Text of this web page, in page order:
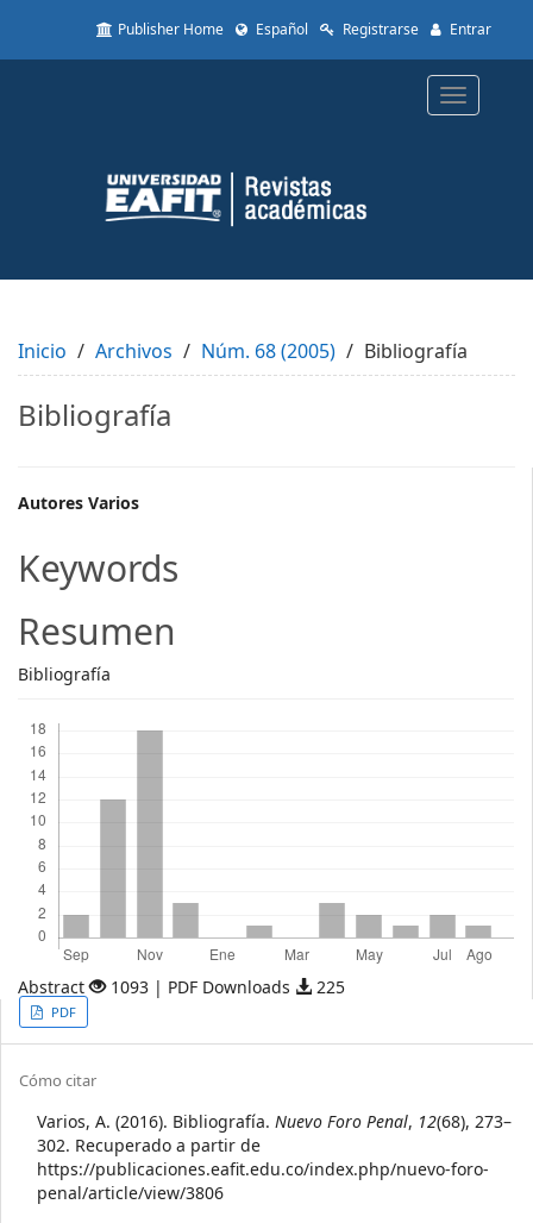
to
Content
Sidebar
Publisher Home Español Registrarse Entrar
Toggle
Inicio Archivos Núm. 68 (2005) Bibliografía
Bibliografía
Main
Article
Content
Autores Varios
Keywords
Resumen
Bibliografía
Abstract 1093 | PDF Downloads 225
Article
Sidebar
PDF
Article
Details
Cómo citar
Varios, A. (2016). Bibliografía. Nuevo Foro Penal, 12(68), 273–
302. Recuperado a partir de
https://publicaciones.eafit.edu.co/index.php/nuevo-foro-
penal/article/view/3806